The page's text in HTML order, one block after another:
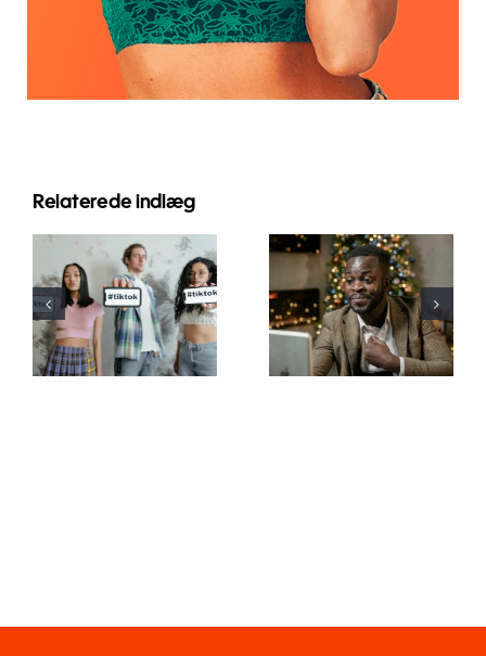
Relaterede indlæg
De bedste
video-
redigeringsapps
til at skabe
TikTok
Sådan
skjuler du
følgere på
LinkedIn for
at bevare